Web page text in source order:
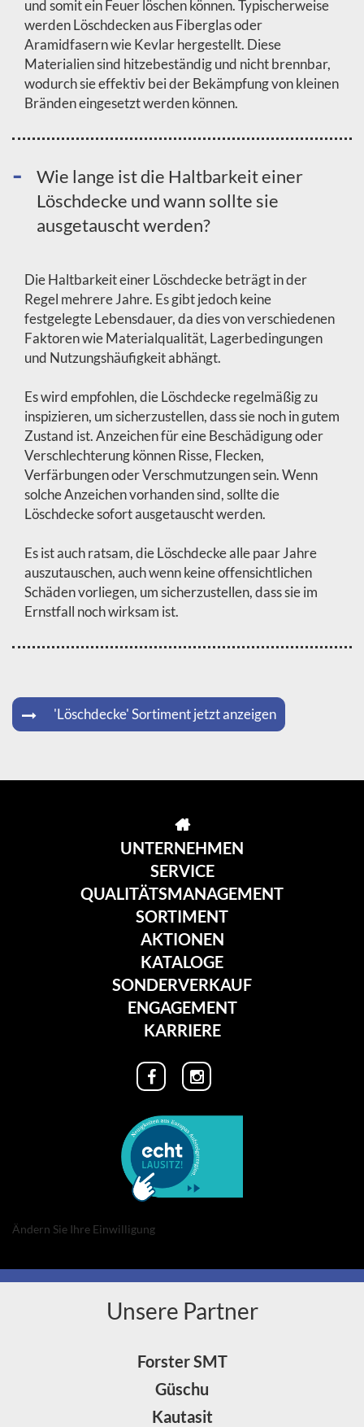
und somit ein Feuer löschen können. Typischerweise
werden Löschdecken aus Fiberglas oder
Aramidfasern wie Kevlar hergestellt. Diese
Materialien sind hitzebeständig und nicht brennbar,
wodurch sie effektiv bei der Bekämpfung von kleinen
Bränden eingesetzt werden können.
Wie lange ist die Haltbarkeit einer
Löschdecke und wann sollte sie
ausgetauscht werden?
Die Haltbarkeit einer Löschdecke beträgt in der
Regel mehrere Jahre. Es gibt jedoch keine
festgelegte Lebensdauer, da dies von verschiedenen
Faktoren wie Materialqualität, Lagerbedingungen
und Nutzungshäufigkeit abhängt.
Es wird empfohlen, die Löschdecke regelmäßig zu
inspizieren, um sicherzustellen, dass sie noch in gutem
Zustand ist. Anzeichen für eine Beschädigung oder
Verschlechterung können Risse, Flecken,
Verfärbungen oder Verschmutzungen sein. Wenn
solche Anzeichen vorhanden sind, sollte die
Löschdecke sofort ausgetauscht werden.
Es ist auch ratsam, die Löschdecke alle paar Jahre
auszutauschen, auch wenn keine offensichtlichen
Schäden vorliegen, um sicherzustellen, dass sie im
Ernstfall noch wirksam ist.
'Löschdecke' Sortiment jetzt anzeigen
UNTERNEHMEN
SERVICE
QUALITÄTSMANAGEMENT
SORTIMENT
AKTIONEN
KATALOGE
SONDERVERKAUF
ENGAGEMENT
KARRIERE
Ändern Sie Ihre Einwilligung
Unsere Partner
Forster SMT
Güschu
Kautasit